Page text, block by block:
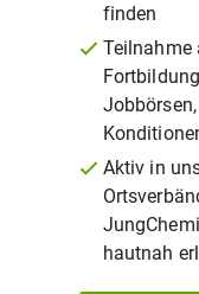
finden
Teilnahme
Aktiv in
hautnah